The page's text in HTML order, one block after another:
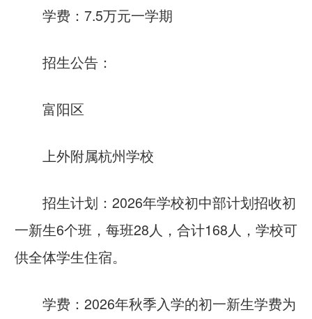
学费：7.5万元一学期
招生公告：
富阳区
上外附属杭州学校
招生计划：2026年学校初中部计划招收初
一新生6个班，每班28人，合计168人，学校可
供全体学生住宿。
学费：2026年秋季入学的初一新生学费为